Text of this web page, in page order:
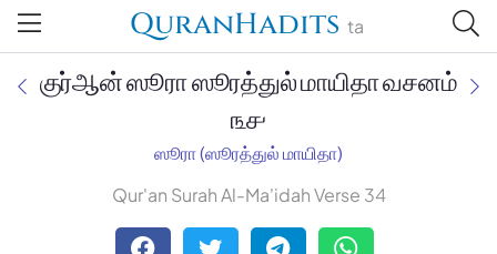
QuranHadits ta
Jan Trust Foundation
Mufti Omar Sheriff Qasimi,
குர்ஆன் ஸூரா ஸூரத்துல் மாயிதா வசனம்
௩௪
ஸூரா (ஸூரத்துல் மாயிதா)
Qur'an Surah Al-Ma'idah Verse 34